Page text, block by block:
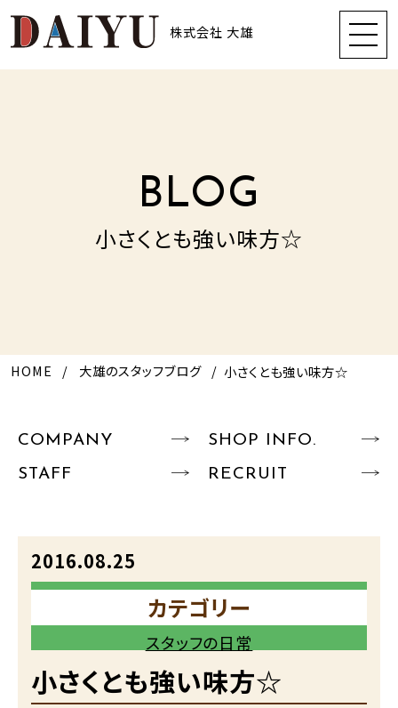
株式会社 大雄
BLOG
小さくとも強い味方☆
HOME 大雄のスタッフブログ 小さくとも強い味方☆
COMPANY
SHOP INFO.
STAFF
RECRUIT
2016.08.25
カテゴリー
スタッフの日常
小さくとも強い味方☆